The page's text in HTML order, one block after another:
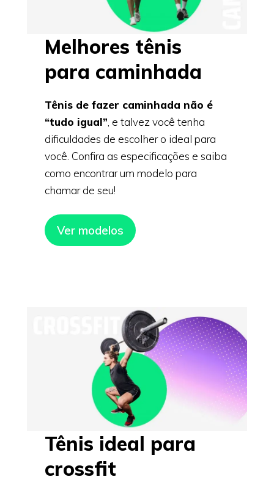
Melhores tênis
para caminhada
Tênis de fazer caminhada não é
“tudo igual” , e talvez você tenha
dificuldades de escolher o ideal para
você. Confira as especificações e saiba
como encontrar um modelo para
chamar de seu!
Ver modelos
Tênis ideal para
crossfit